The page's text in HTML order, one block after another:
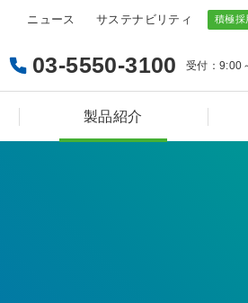
ニュース サステナビリティ
03-5550-3100 受付：9:00
製品紹介